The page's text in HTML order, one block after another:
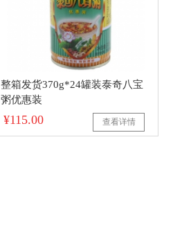
整箱发货370g*24罐装泰奇八宝
粥优惠装
¥115.00 查看详情